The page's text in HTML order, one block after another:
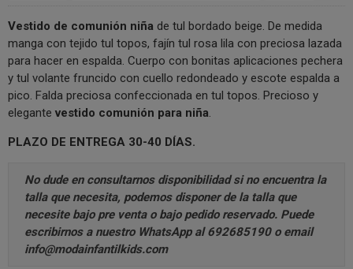
Vestido de comunión niña de tul bordado beige. De medida
manga con tejido tul topos, fajín tul rosa lila con preciosa lazada
para hacer en espalda. Cuerpo con bonitas aplicaciones pechera
y tul volante fruncido con cuello redondeado y escote espalda a
pico. Falda preciosa confeccionada en tul topos. Precioso y
elegante vestido comunión para niña.
PLAZO DE ENTREGA 30-40 DÍAS.
No dude en consultarnos disponibilidad si no encuentra la
talla que necesita, podemos disponer de la talla que
necesite bajo pre venta o bajo pedido reservado. Puede
escribirnos a nuestro WhatsApp al 692685190o email
info@modainfantilkids.com